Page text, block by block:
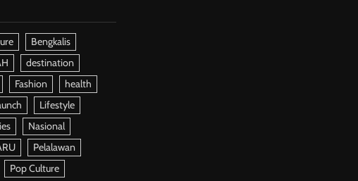
Bengkalis
destination
Fashion
health
Lifestyle
Nasional
Pelalawan
Pop Culture